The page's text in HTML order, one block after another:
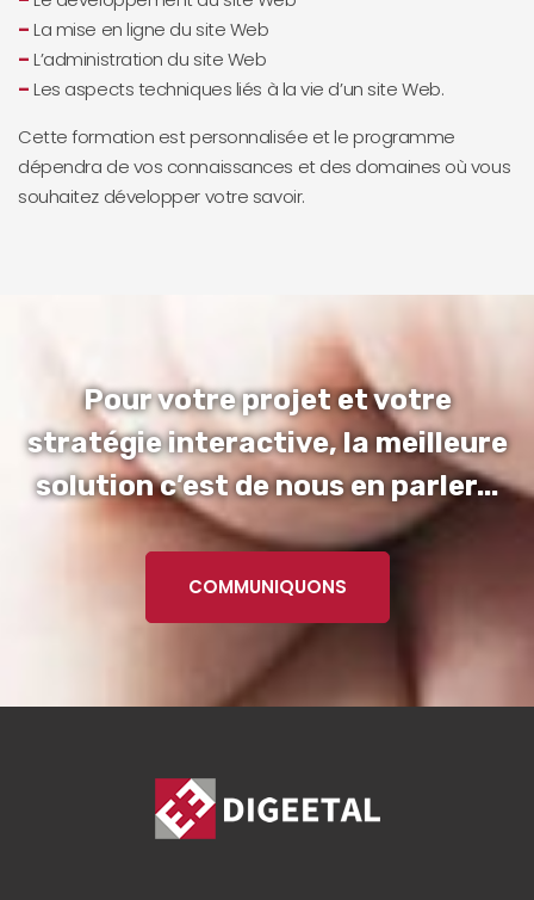
– La mise en ligne du site Web
– L’administration du site Web
– Les aspects techniques liés à la vie d’un site Web.
Cette formation est personnalisée et le programme
dépendra de vos connaissances et des domaines où vous
souhaitez développer votre savoir.
Pour votre projet et votre
stratégie interactive, la meilleure
solution c’est de nous en parler...
COMMUNIQUONS